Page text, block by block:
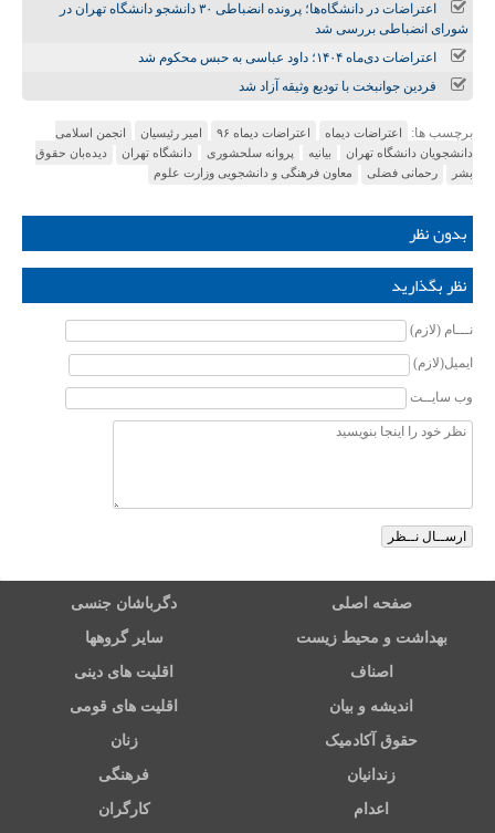
اعتراضات در دانشگاه‌ها؛ پرونده انضباطی ۳۰ دانشجو دانشگاه تهران در
شورای انضباطی بررسی شد
اعتراضات دی‌ماه ۱۴۰۴؛ داود عباسی به حبس محکوم شد
فردین جوانبخت با تودیع وثیقه آزاد شد
برچسب ها: اعتراضات دیماه اعتراضات دیماه ۹۶ امیر رئیسیان
انجمن اسلامی
دانشجویان دانشگاه تهران
بیانیه پروانه سلحشوری دانشگاه تهران
دیده‌بان حقوق
بشر
رحمانی فضلی معاون فرهنگی و دانشجویی وزارت علوم
بدون نظر
نظر بگذارید
نـــام (لازم)
ایمیل(لازم)
وب سایــت
صفحه اصلی دگرباشان جنسی
بهداشت و محیط زیست سایر گروهها
اصناف اقلیت های دینی
اندیشه و بیان اقلیت های قومی
حقوق آکادمیک زنان
زندانیان فرهنگی
اعدام کارگران